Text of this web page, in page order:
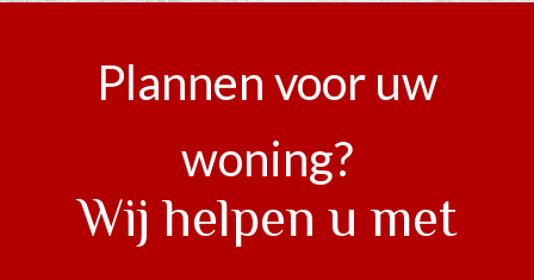
Plannen voor uw
woning?
Wij helpen u met